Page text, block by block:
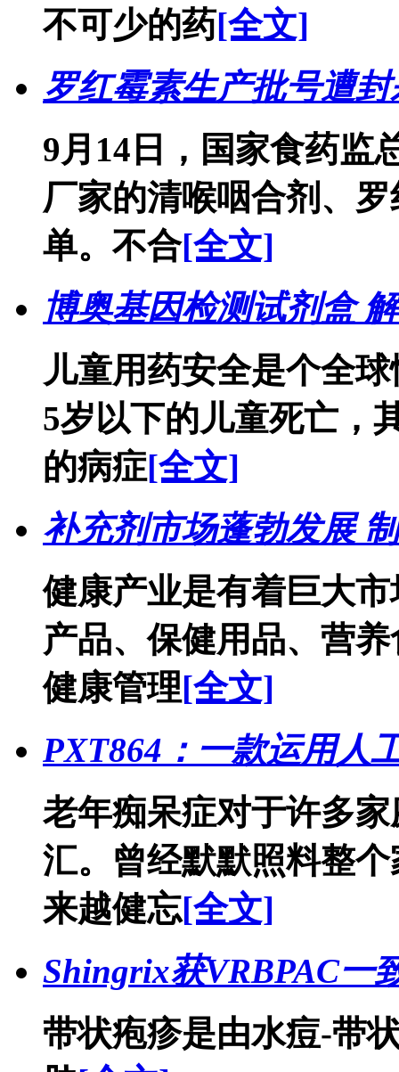
不可少的药[全文]
罗红霉素生产批号遭
9月14日，国家食药监
厂家的清喉咽合剂、
单。不合[全文]
博奥基因检测试剂盒
儿童用药安全是个全
5岁以下的儿童死亡，
的病症[全文]
补充剂市场蓬勃发展
健康产业是有着巨大
产品、保健用品、营
健康管理[全文]
PXT864：一款运用人
老年痴呆症对于许多
汇。曾经默默照料整
来越健忘[全文]
Shingrix获VRBPAC一
带状疱疹是由水痘-带